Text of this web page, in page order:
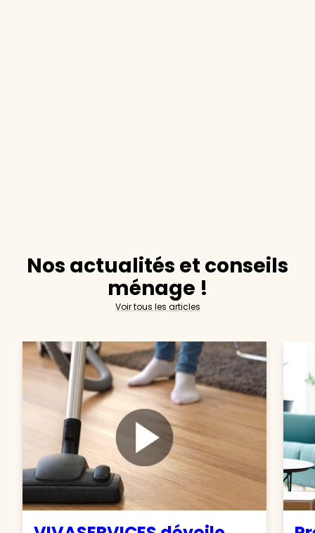
Nos actualités et conseils
ménage !
Voir tous les articles